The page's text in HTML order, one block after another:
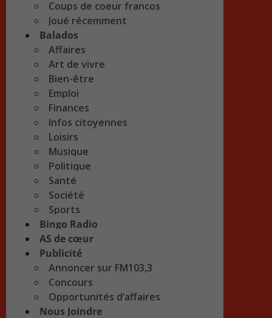
Coups de coeur francos
Joué récemment
Balados
Affaires
Art de vivre
Bien-être
Emploi
Finances
Infos citoyennes
Loisirs
Musique
Politique
Santé
Société
Sports
Bingo Radio
AS de cœur
Publicité
Annoncer sur FM103,3
Concours
Opportunités d’affaires
Nous Joindre